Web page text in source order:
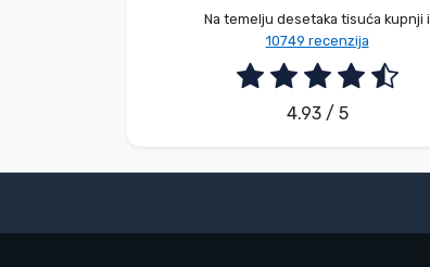
Na temelju desetaka tisuća kupnji i
10749 recenzija
4.93 / 5